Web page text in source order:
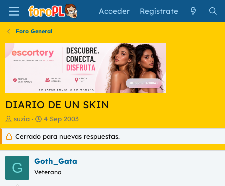
Acceder Regístrate
Foro General
DIARIO DE UN SKIN
I
n
c
i
a
d
o
suzia
F
e
c
h
d
e
4 Sep 2003
Cerrado para nuevas respuestas.
G Goth_Gata
Veterano